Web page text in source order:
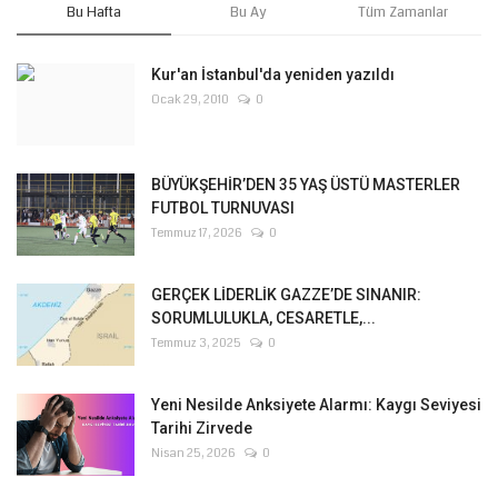
Bu Hafta Bu Ay Tüm Zamanlar
Kur'an İstanbul'da yeniden yazıldı
Ocak 29, 2010 0
BÜYÜKŞEHİR’DEN 35 YAŞ ÜSTÜ MASTERLER
FUTBOL TURNUVASI
Temmuz 17, 2026 0
GERÇEK LİDERLİK GAZZE’DE SINANIR:
SORUMLULUKLA, CESARETLE,...
Temmuz 3, 2025 0
Yeni Nesilde Anksiyete Alarmı: Kaygı Seviyesi
Tarihi Zirvede
Nisan 25, 2026 0